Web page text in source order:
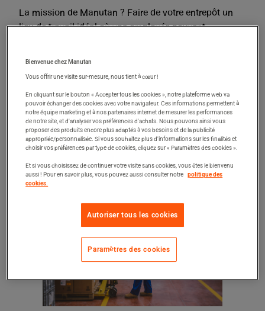
La mission de Manutan ? Faire de votre entrepôt un
lieu de travail idéal où vos employés peuvent
découvrirez comment l’équipe de projets Manutan
peut vous venir en aide. Nous proposons non
seulement le matériel nécessaire au bon déroulement
de vos activités – des rayonnages aux tables
d’emballage –, mais réfléchissons également à
l’agencement idéal pour les entrepôts neufs ou
existants.
Bienvenue chez Manutan
Vous offrir une visite sur-mesure, nous tient à cœur !
En cliquant sur le bouton « Accepter tous les cookies », notre plateforme web va
pouvoir échanger des cookies avec votre navigateur. Ces informations permettent à
notre équipe marketing et à nos partenaires internet de mesurer les performances
de notre site, et d'analyser vos préférences d'achats. Nous pouvons ainsi vous
proposer des produits encore plus adaptés à vos besoins et de la publicité
appropriée/personnalisée. Si vous souhaitez plus d'informations sur les finalités et
choisir vos préférences par type de cookies, cliquez sur « Paramètres des cookies ».
Et si vous choisissez de continuer votre visite sans cookies, vous êtes le bienvenu
aussi ! Pour en savoir plus, vous pouvez aussi consulter notre
politique des
cookies.
Autoriser tous les cookies
Paramètres des cookies